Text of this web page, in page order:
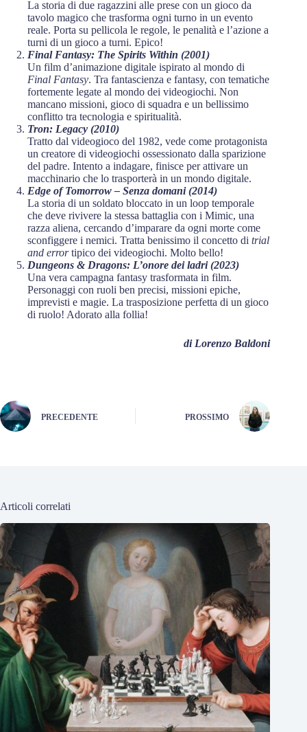
La storia di due ragazzini alle prese con un gioco da
tavolo magico che trasforma ogni turno in un evento
reale. Porta su pellicola le regole, le penalità e l’azione a
turni di un gioco a turni. Epico!
Final Fantasy: The Spirits Within (2001)
Un film d’animazione digitale ispirato al mondo di
Final Fantasy. Tra fantascienza e fantasy, con tematiche
fortemente legate al mondo dei videogiochi. Non
mancano missioni, gioco di squadra e un bellissimo
conflitto tra tecnologia e spiritualità.
Tron: Legacy (2010)
Tratto dal videogioco del 1982, vede come protagonista
un creatore di videogiochi ossessionato dalla sparizione
del padre. Intento a indagare, finisce per attivare un
macchinario che lo trasporterà in un mondo digitale.
Edge of Tomorrow – Senza domani (2014)
La storia di un soldato bloccato in un loop temporale
che deve rivivere la stessa battaglia con i Mimic, una
razza aliena, cercando d’imparare da ogni morte come
sconfiggere i nemici. Tratta benissimo il concetto di trial
and errortipico dei videogiochi. Molto bello!
Dungeons & Dragons: L’onore dei ladri (2023)
Una vera campagna fantasy trasformata in film.
Personaggi con ruoli ben precisi, missioni epiche,
imprevisti e magie. La trasposizione perfetta di un gioco
di ruolo! Adorato alla follia!
di Lorenzo Baldoni
PRECEDENTE PROSSIMO
Articoli correlati